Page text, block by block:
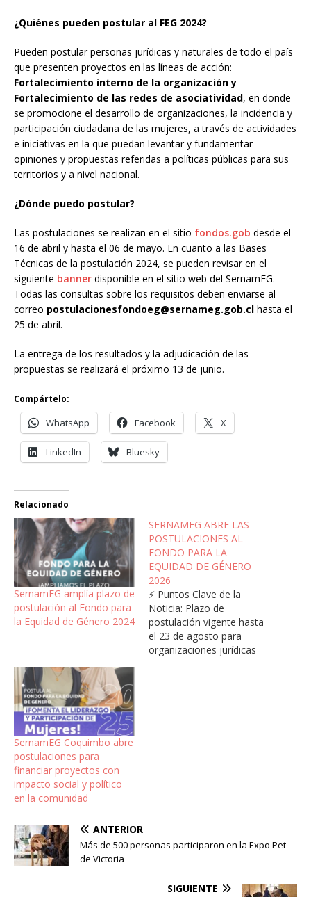
¿Quiénes pueden postular al FEG 2024?
Pueden postular personas jurídicas y naturales de todo el país
que presenten proyectos en las líneas de acción:
Fortalecimiento interno de la organización y
Fortalecimiento de las redes de asociatividad, en donde
se promocione el desarrollo de organizaciones, la incidencia y
participación ciudadana de las mujeres, a través de actividades
e iniciativas en la que puedan levantar y fundamentar
opiniones y propuestas referidas a políticas públicas para sus
territorios y a nivel nacional.
¿Dónde puedo postular?
Las postulaciones se realizan en el sitio fondos.gob desde el
16 de abril y hasta el 06 de mayo. En cuanto a las Bases
Técnicas de la postulación 2024, se pueden revisar en el
siguiente banner disponible en el sitio web del SernamEG.
Todas las consultas sobre los requisitos deben enviarse al
correo postulacionesfondoeg@sernameg.gob.cl hasta el
25 de abril.
La entrega de los resultados y la adjudicación de las
propuestas se realizará el próximo 13 de junio.
Compártelo:
WhatsApp Facebook X
LinkedIn Bluesky
Relacionado
SernamEG amplía plazo de
postulación al Fondo para
la Equidad de Género 2024
SERNAMEG ABRE LAS
POSTULACIONES AL
FONDO PARA LA
EQUIDAD DE GÉNERO
2026
⚡ Puntos Clave de la
Noticia: Plazo de
postulación vigente hasta
el 23 de agosto para
organizaciones jurídicas
SernamEG Coquimbo abre
postulaciones para
financiar proyectos con
impacto social y político
en la comunidad
ANTERIOR
Más de 500 personas participaron en la Expo Pet
de Victoria
SIGUIENTE